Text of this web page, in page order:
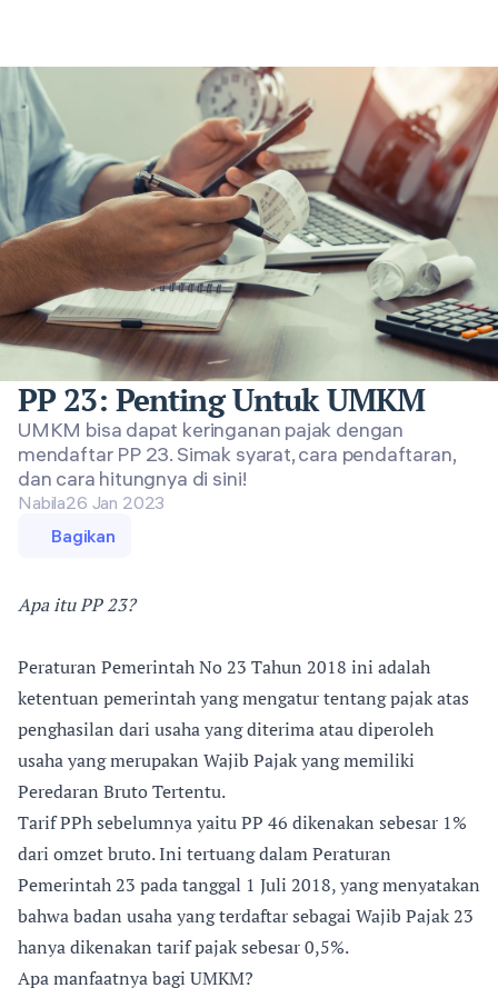
PP 23: Penting Untuk UMKM
UMKM bisa dapat keringanan pajak dengan
mendaftar PP 23. Simak syarat, cara pendaftaran,
dan cara hitungnya di sini!
Nabila26 Jan 2023
Bagikan
Apa itu PP 23?
Peraturan Pemerintah No 23 Tahun 2018 ini adalah
ketentuan pemerintah yang mengatur tentang pajak atas
penghasilan dari usaha yang diterima atau diperoleh
usaha yang merupakan Wajib Pajak yang memiliki
Peredaran Bruto Tertentu.
Tarif PPh sebelumnya yaitu PP 46 dikenakan sebesar 1%
dari omzet bruto. Ini tertuang dalam Peraturan
Pemerintah 23 pada tanggal 1 Juli 2018, yang menyatakan
bahwa badan usaha yang terdaftar sebagai Wajib Pajak 23
hanya dikenakan tarif pajak sebesar 0,5%.
Apa manfaatnya bagi UMKM?